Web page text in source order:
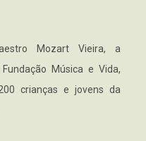
Mozart Vieira, a
Música e Vida,
crianças e jovens da